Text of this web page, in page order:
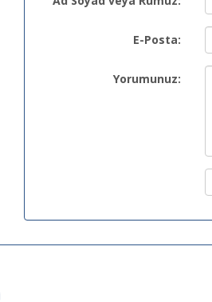
E-Posta:
Yorumunuz: